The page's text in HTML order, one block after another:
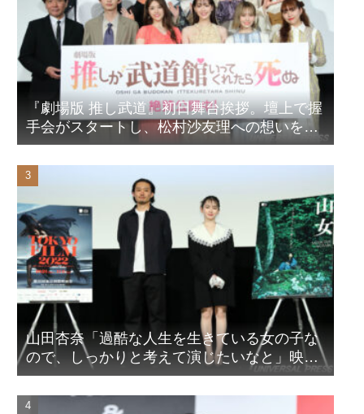
『劇場版 推し武道』初日舞台挨拶。壇上で握
手会がスタートし、松村沙友理への想いをア
ピール！？
山田杏奈「過酷な人生を生きている女の子な
ので、しっかりと考えて演じたいなと」映画
『山女』東京国際映画祭Q&A